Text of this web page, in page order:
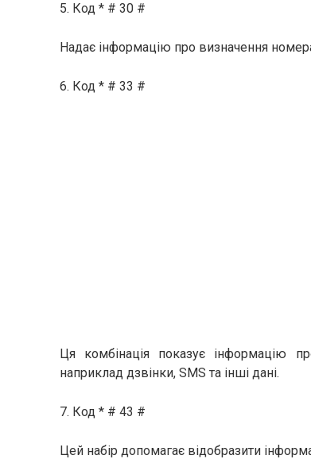
5. Код * # 30 #
Надає інформацію про визначення
6. Код * # 33 #
Ця комбінація показує інформацію
наприклад дзвінки, SMS та інші дані.
7. Код * # 43 #
Цей набір допомагає відобразити